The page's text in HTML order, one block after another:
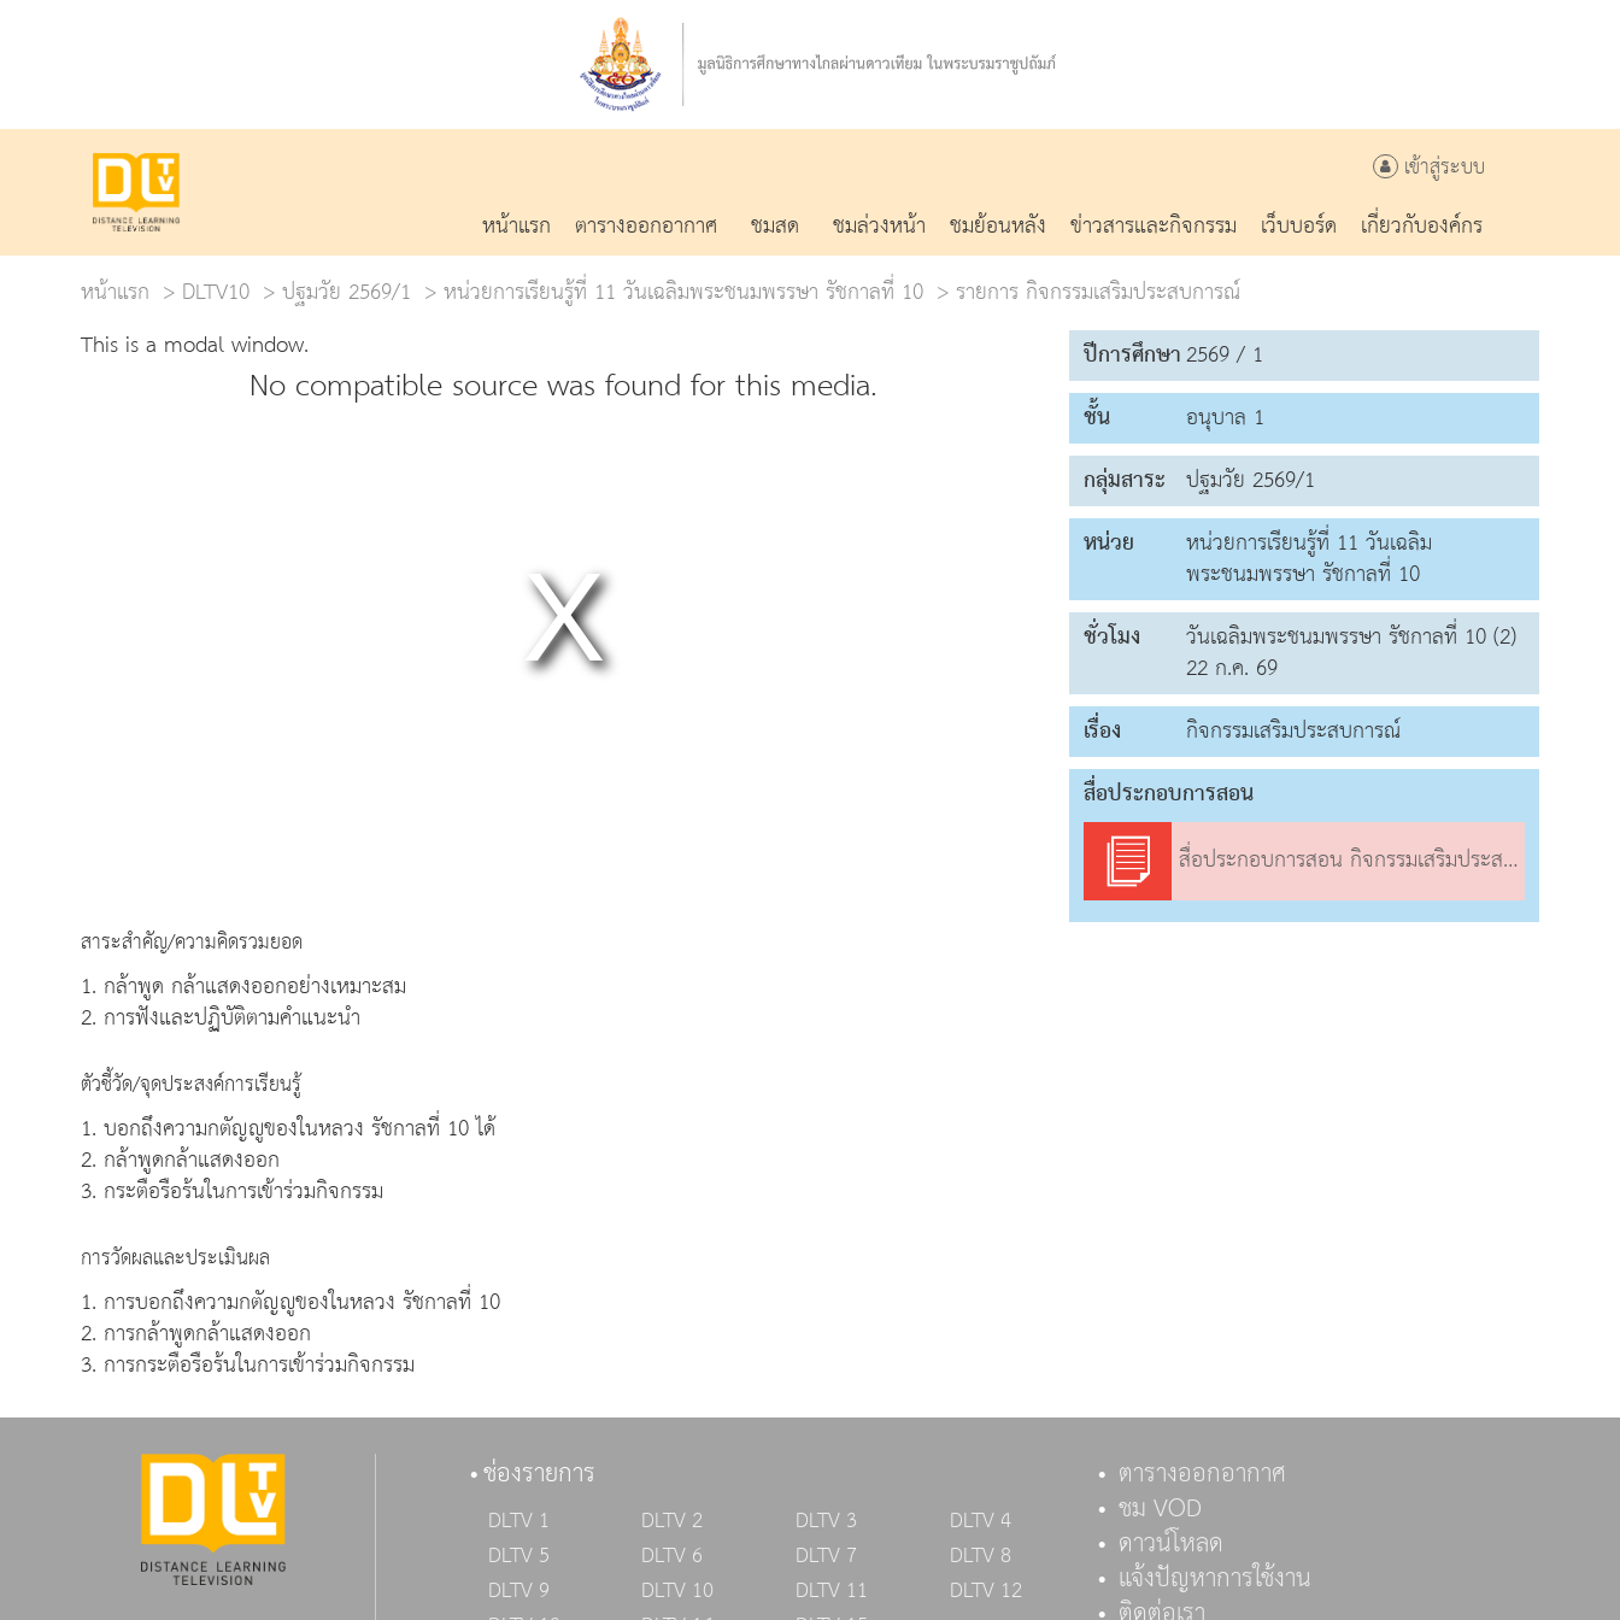
เข้าสู่ระบบ
หน้าแรก ตารางออกอากาศ ชมสด ชมล่วงหน้า ชมย้อนหลัง ข่าวสารและกิจกรรม เว็บบอร์ด
เกี่ยวกับองค์กร
หน้าแรก
DLTV10 ปฐมวัย 2569/1 หน่วยการเรียนรู้ที่ 11 วันเฉลิมพระชนมพรรษา รัชกาลที่ 10
รายการ กิจกรรมเสริมประสบการณ์
This is a modal window.
No compatible source was found for this media.
สาระสำคัญ/ความคิดรวมยอด
1. กล้าพูด กล้าแสดงออกอย่างเหมาะสม
2. การฟังและปฏิบัติตามคำแนะนำ
ตัวชี้วัด/จุดประสงค์การเรียนรู้
1. บอกถึงความกตัญญูของในหลวง รัชกาลที่ 10 ได้
2. กล้าพูดกล้าแสดงออก
3. กระตือรือร้นในการเข้าร่วมกิจกรรม
การวัดผลและประเมินผล
1. การบอกถึงความกตัญญูของในหลวง รัชกาลที่ 10
2. การกล้าพูดกล้าแสดงออก
3. การกระตือรือร้นในการเข้าร่วมกิจกรรม
ปีการศึกษา2569 / 1
ชั้น
อนุบาล 1
กลุ่มสาระ ปฐมวัย 2569/1
หน่วย
หน่วยการเรียนรู้ที่ 11 วันเฉลิม
พระชนมพรรษา รัชกาลที่ 10
ชั่วโมง
วันเฉลิมพระชนมพรรษา รัชกาลที่ 10 (2)
22 ก.ค. 69
เรื่อง
กิจกรรมเสริมประสบการณ์
สื่อประกอบการสอน
สื่อประกอบการสอน กิจกรรมเสริมประสบการณ์
ช่องรายการ
DLTV 1 DLTV 2 DLTV 3
DLTV 4
DLTV 5
DLTV 6 DLTV 7
DLTV 8
DLTV 9
DLTV 10 DLTV 11
DLTV 12
ตารางออกอากาศ
ชม VOD
ดาวน์โหลด
แจ้งปัญหาการใช้งาน